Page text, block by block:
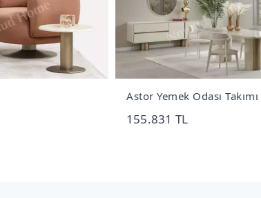
Astor Yemek Odası Takımı
155.831 TL